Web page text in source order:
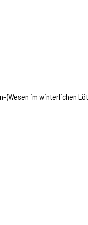
)Wesen im winterlichen